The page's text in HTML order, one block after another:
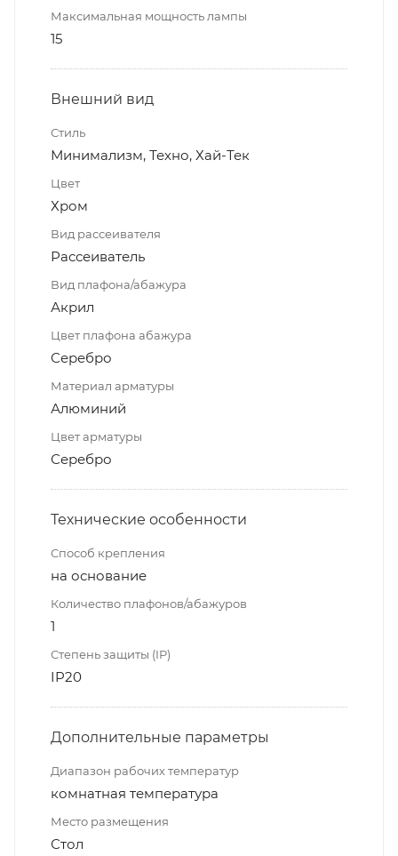
Максимальная мощность лампы
15
Внешний вид
Стиль
Минимализм, Техно, Хай-Тек
Цвет
Хром
Вид рассеивателя
Рассеиватель
Вид плафона/абажура
Акрил
Цвет плафона абажура
Серебро
Материал арматуры
Алюминий
Цвет арматуры
Серебро
Технические особенности
Способ крепления
на основание
Количество плафонов/абажуров
1
Степень защиты (IP)
IP20
Дополнительные параметры
Диапазон рабочих температур
комнатная температура
Место размещения
Стол